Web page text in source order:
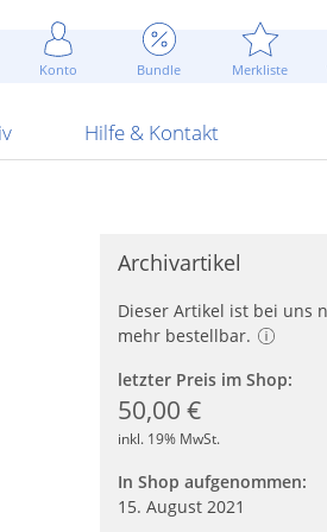
Konto Bundle Merkliste
Attrappen Blitzschnell...
Sommerpreise u.v.m.
ARS Pirotecnia
Hilfe & Kontakt
Kontaktformular
AGB
Archivartikel
Dieser Artikel ist bei uns
mehr bestellbar.
letzter Preis im Shop:
50,00 €
inkl. 19% MwSt.
In Shop aufgenommen:
15. August 2021